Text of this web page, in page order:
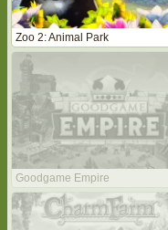
Zoo 2: Animal Park
Goodgame Empire